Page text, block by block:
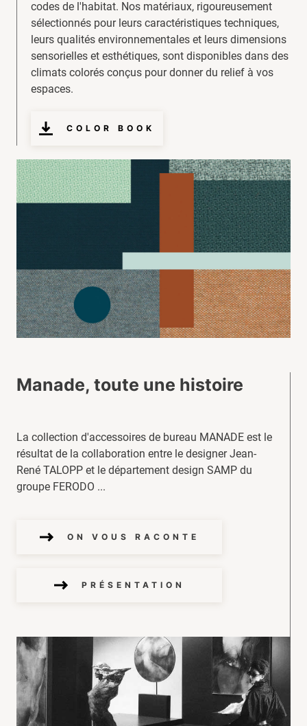
codes de l'habitat. Nos matériaux, rigoureusement
sélectionnés pour leurs caractéristiques techniques,
leurs qualités environnementales et leurs dimensions
sensorielles et esthétiques, sont disponibles dans des
climats colorés conçus pour donner du relief à vos
espaces.
COLOR BOOK
Manade, toute une histoire
La collection d'accessoires de bureau MANADE est le
résultat de la collaboration entre le designer Jean-
René TALOPP et le département design SAMP du
groupe FERODO ...
ON VOUS RACONTE
PRÉSENTATION